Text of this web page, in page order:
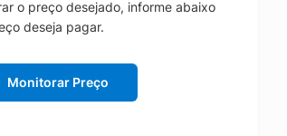
o preço desejado, informe abaixo
deseja pagar.
Monitorar Preço